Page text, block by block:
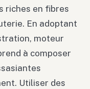
riches en fibres
En adoptant
moteur
à composer
Utiliser des